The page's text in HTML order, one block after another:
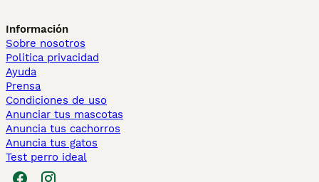
Información
Sobre nosotros
Politica privacidad
Ayuda
Prensa
Condiciones de uso
Anunciar tus mascotas
Anuncia tus cachorros
Anuncia tus gatos
Test perro ideal